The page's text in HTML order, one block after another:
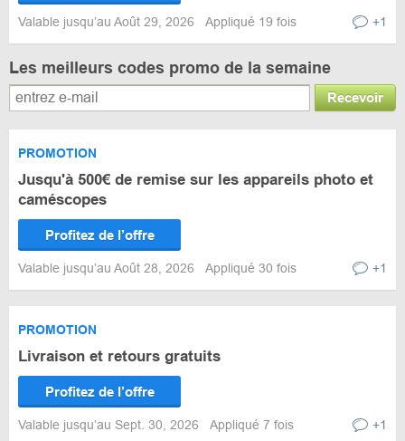
Valable jusqu’au Août 29, 2026 Appliqué 19 fois +1
Les meilleurs codes promo de la semaine
Recevoir
PROMOTION
Jusqu'à 500€ de remise sur les appareils photo et
caméscopes
Profitez de l’offre
Valable jusqu’au Août 28, 2026 Appliqué 30 fois +1
PROMOTION
Livraison et retours gratuits
Profitez de l’offre
Valable jusqu’au Sept. 30, 2026 Appliqué 7 fois +1